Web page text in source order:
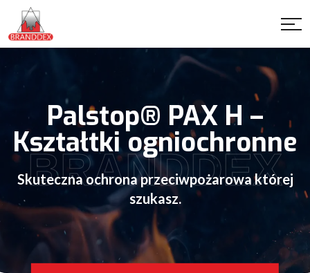
Palstop® PAX H –
Kształtki ogniochronne
Skuteczna ochrona przeciwpożarowa której
szukasz.
BRANDDEX